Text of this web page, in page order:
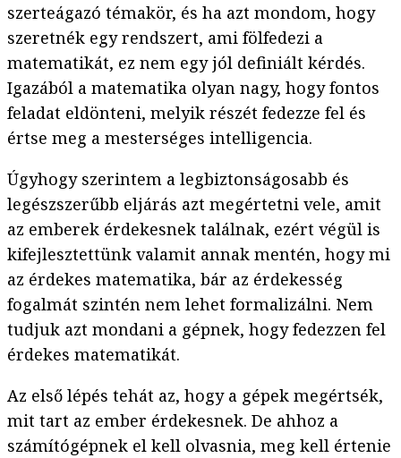
szerteágazó témakör, és ha azt mondom, hogy
szeretnék egy rendszert, ami fölfedezi a
matematikát, ez nem egy jól definiált kérdés.
Igazából a matematika olyan nagy, hogy fontos
feladat eldönteni, melyik részét fedezze fel és
értse meg a mesterséges intelligencia.
Úgyhogy szerintem a legbiztonságosabb és
legészszerűbb eljárás azt megértetni vele, amit
az emberek érdekesnek találnak, ezért végül is
kifejlesztettünk valamit annak mentén, hogy mi
az érdekes matematika, bár az érdekesség
fogalmát szintén nem lehet formalizálni. Nem
tudjuk azt mondani a gépnek, hogy fedezzen fel
érdekes matematikát.
Az első lépés tehát az, hogy a gépek megértsék,
mit tart az ember érdekesnek. De ahhoz a
számítógépnek el kell olvasnia, meg kell értenie